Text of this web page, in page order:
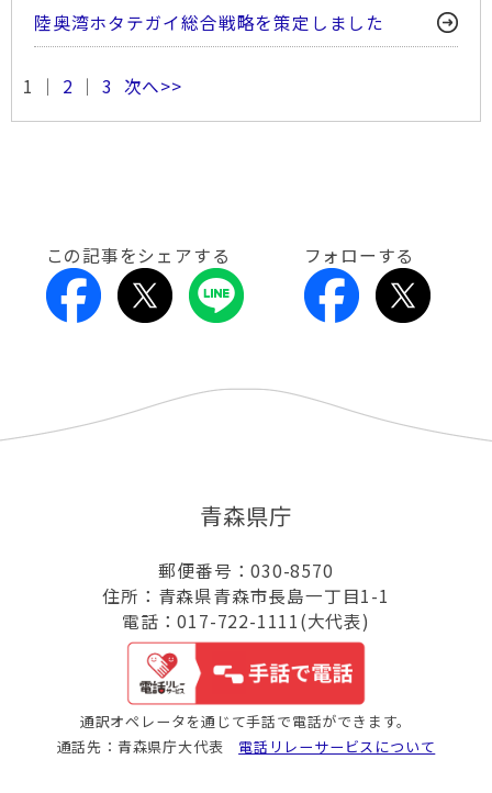
陸奥湾ホタテガイ総合戦略を策定しました
1 ｜ 2 ｜3 次へ>>
この記事をシェアする フォローする
青森県庁
郵便番号：030-8570
住所：青森県青森市長島一丁目1-1
電話：017-722-1111(大代表)
通訳オペレータを通じて手話で電話ができます。
通話先：青森県庁大代表 電話リレーサービスについて